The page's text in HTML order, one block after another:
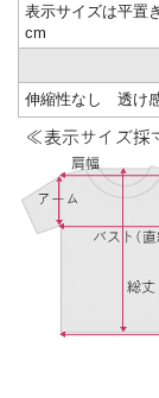
表示サイズは平置
cm
伸縮性なし 透